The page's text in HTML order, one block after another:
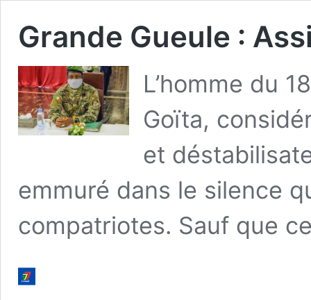
Grande Gueule :
L’homme du
Goïta,
et
emmuré dans le silence
compatriotes. Sauf que